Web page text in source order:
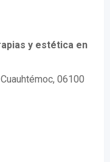
y estética en
06100